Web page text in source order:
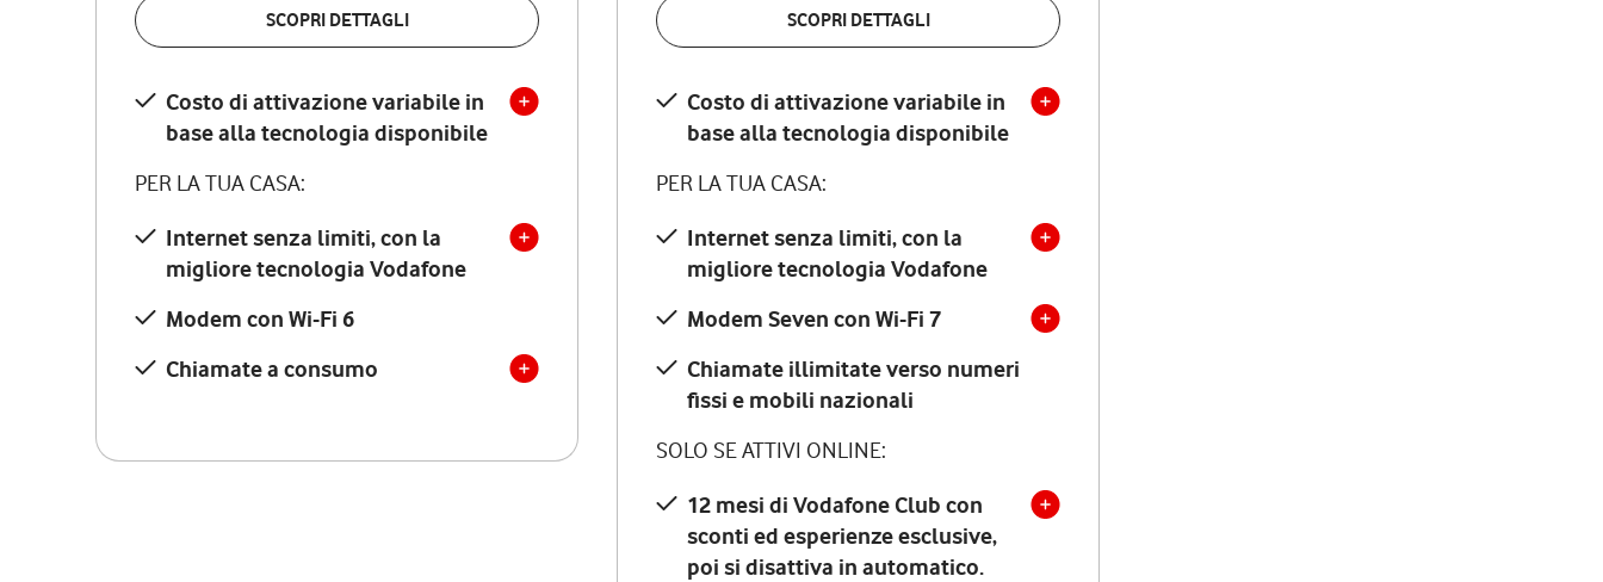
SCOPRI DETTAGLI
Costo di attivazione variabile in
base alla tecnologia disponibile
PER LA TUA CASA:
Internet senza limiti, con la
migliore tecnologia Vodafone
Modem con Wi-Fi 6
Chiamate a consumo
SCOPRI DETTAGLI
Costo di attivazione variabile in
base alla tecnologia disponibile
PER LA TUA CASA:
Internet senza limiti, con la
migliore tecnologia Vodafone
Modem Seven con Wi-Fi 7
Chiamate illimitate verso numeri
fissi e mobili nazionali
SOLO SE ATTIVI ONLINE:
12 mesi di Vodafone Club con
sconti ed esperienze esclusive,
poi si disattiva in automatico.